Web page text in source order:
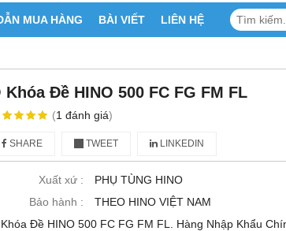
MUA HÀNG BÀI VIẾT LIÊN HỆ
Khóa Đề HINO 500 FC FG FM FL
(1 đánh giá)
SHARE TWEET LINKEDIN
Xuất xứ :
PHỤ TÙNG HINO
Bảo hành :
THEO HINO VIỆT NAM
Đề HINO 500 FC FG FM FL. Hàng Nhập Khẩu